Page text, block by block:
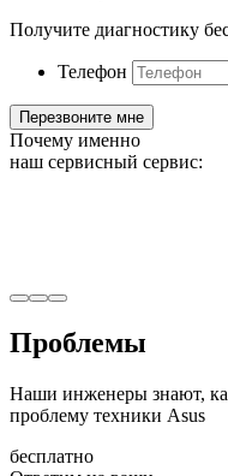
Получите диагностику
Телефон
Почему именно
наш сервисный сервис:
Проблемы
Наши инженеры знают,
проблему техники Asus
бесплатно